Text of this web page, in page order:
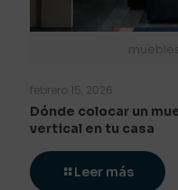
febrero 15, 2026
Dónde colocar un
vertical en tu casa
Leer más